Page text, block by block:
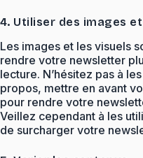
4. Utiliser des images
Les images et les visuels
rendre votre newsletter
lecture. N’hésitez pas à
propos, mettre en avant
pour rendre votre
Veillez cependant à les
de surcharger votre